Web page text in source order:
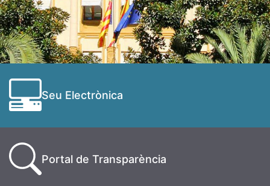
Seu Electrònica
Portal de Transparència